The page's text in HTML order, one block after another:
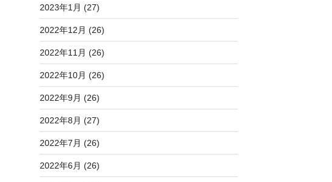
2023年1月 (27)
2022年12月 (26)
2022年11月 (26)
2022年10月 (26)
2022年9月 (26)
2022年8月 (27)
2022年7月 (26)
2022年6月 (26)